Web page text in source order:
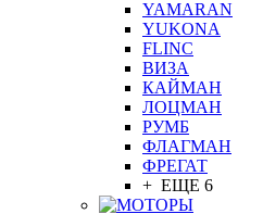
YAMARAN
YUKONA
FLINC
ВИЗА
КАЙМАН
ЛОЦМАН
РУМБ
ФЛАГМАН
ФРЕГАТ
+ ЕЩЕ 6